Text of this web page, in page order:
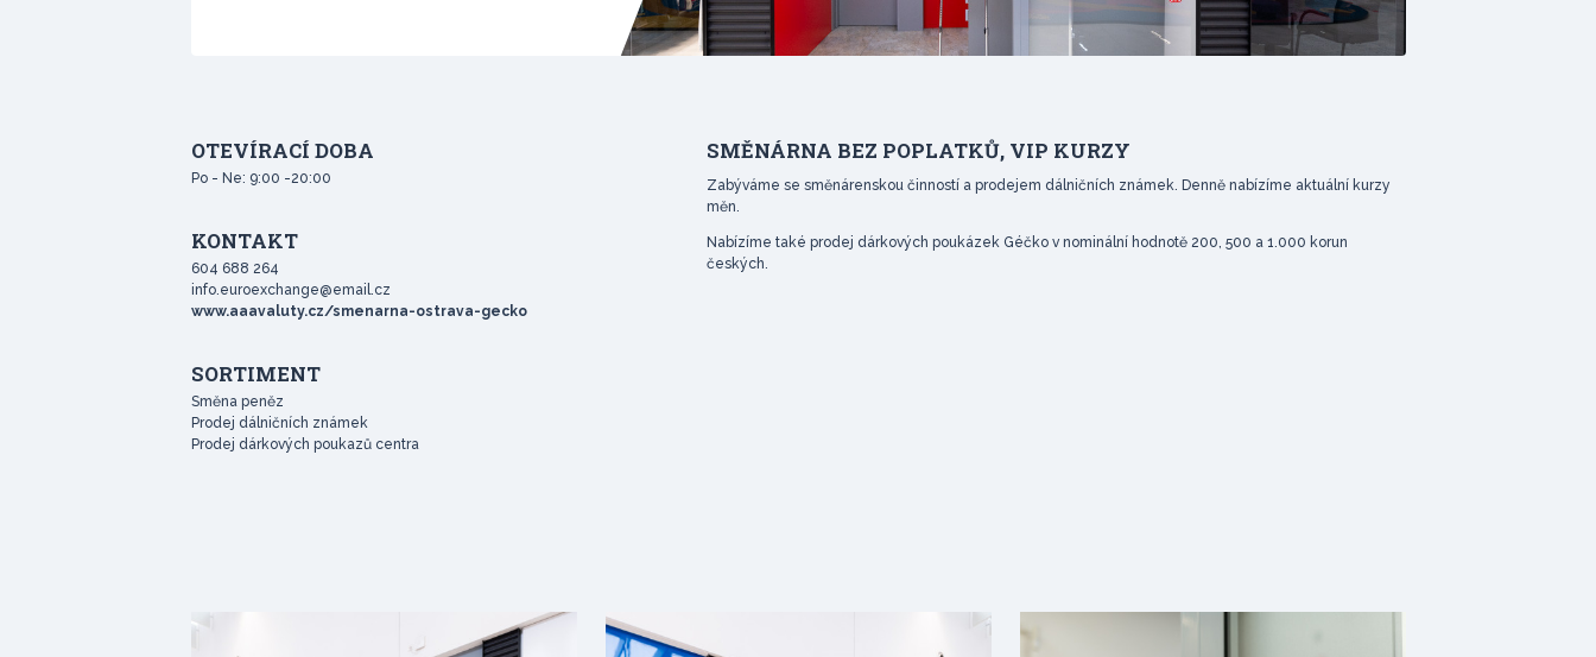
OTEVÍRACÍ DOBA
Po - Ne: 9:00 -20:00
KONTAKT
604 688 264
info.euroexchange@email.cz
www.aaavaluty.cz/smenarna-ostrava-gecko
SORTIMENT
Směna peněz
Prodej dálničních známek
Prodej dárkových poukazů centra
SMĚNÁRNA BEZ POPLATKŮ, VIP KURZY
Zabýváme se směnárenskou činností a prodejem dálničních známek. Denně nabízíme aktuální kurzy
měn.
Nabízíme také prodej dárkových poukázek Géčko v nominální hodnotě 200, 500 a 1.000 korun
českých.